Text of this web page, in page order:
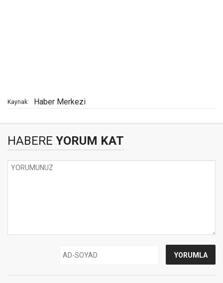
Kaynak: Haber Merkezi
HABERE YORUM KAT